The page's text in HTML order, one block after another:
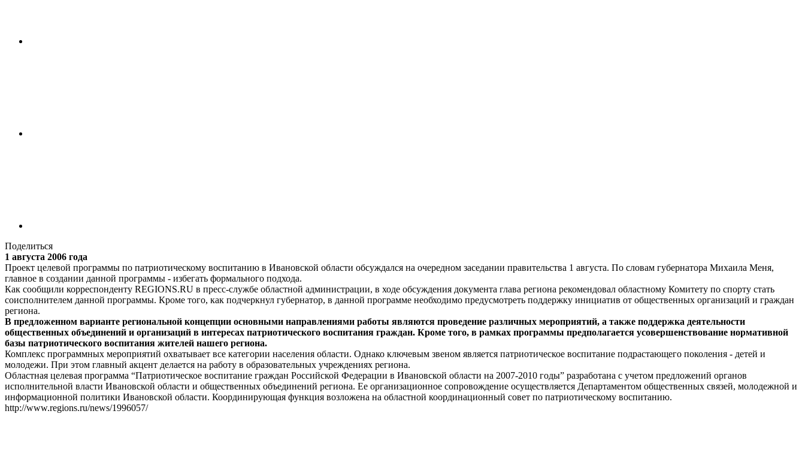
Поделиться
1 августа 2006 года
Проект целевой программы по патриотическому воспитанию в Ивановской области обсуждался на очередном заседании правительства 1 августа. По словам губернатора Михаила Меня,
главное в создании данной программы - избегать формального подхода.
Как сообщили корреспонденту REGIONS.RU в пресс-службе областной администрации, в ходе обсуждения документа глава региона рекомендовал областному Комитету по спорту стать
соисполнителем данной программы. Кроме того, как подчеркнул губернатор, в данной программе необходимо предусмотреть поддержку инициатив от общественных организаций и граждан
региона.
В предложенном варианте региональной концепции основными направлениями работы являются проведение различных мероприятий, а также поддержка деятельности
общественных объединений и организаций в интересах патриотического воспитания граждан. Кроме того, в рамках программы предполагается усовершенствование нормативной
базы патриотического воспитания жителей нашего региона.
Комплекс программных мероприятий охватывает все категории населения области. Однако ключевым звеном является патриотическое воспитание подрастающего поколения - детей и
молодежи. При этом главный акцент делается на работу в образовательных учреждениях региона.
Областная целевая программа “Патриотическое воспитание граждан Российской Федерации в Ивановской области на 2007-2010 годы” разработана с учетом предложений органов
исполнительной власти Ивановской области и общественных объединений региона. Ее организационное сопровождение осуществляется Департаментом общественных связей, молодежной и
информационной политики Ивановской области. Координирующая функция возложена на областной координационный совет по патриотическому воспитанию.
http://www.regions.ru/news/1996057/